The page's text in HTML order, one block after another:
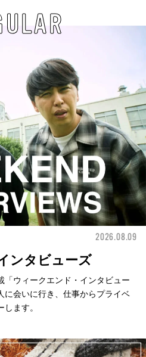
2026.08.09
ンタビューズ
「ウィークエンド・インタビュー
に会いに行き、仕事からプライベ
ます。